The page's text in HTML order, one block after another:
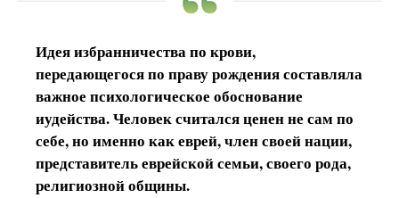
Идея избранничества по крови,
передающегося по праву рождения составляла
важное психологическое обоснование
иудейства. Человек считался ценен не сам по
себе, но именно как еврей, член своей нации,
представитель еврейской семьи, своего рода,
религиозной общины.